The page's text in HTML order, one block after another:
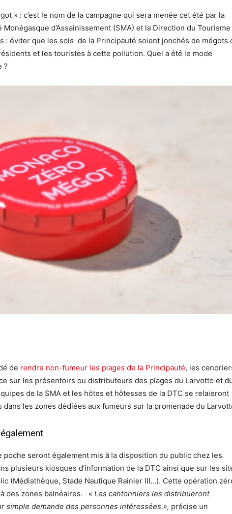
» : c’est le nom de la campagne qui sera menée cet été par la
Monégasque d’Assainissement (SMA) et la Direction du
: éviter que les sols de la Principauté soient jonchés de mégots
et les touristes à cette pollution. Quel a été le mode
?
de rendre non-fumeur les plages de la Principauté, les
sur les présentoirs ou distributeurs des plages du Larvotto et
de la SMA et les hôtes et hôtesses de la DTC se relaieront
les zones dédiées aux fumeurs sur la promenade du
poche seront également mis à la disposition du public chez les
plusieurs kiosques d’information de la DTC ainsi que sur les
(Médiathèque, Stade Nautique Rainier III…). Cette opération
des zones balnéaires. « Les cantonniers les distribueront
simple demande des personnes intéressées », précise un